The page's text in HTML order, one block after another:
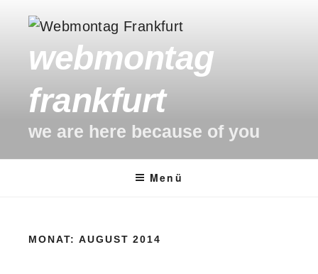
Inhalt
springen
webmontag
frankfurt
we are here because of you
Menü
MONAT: AUGUST 2014